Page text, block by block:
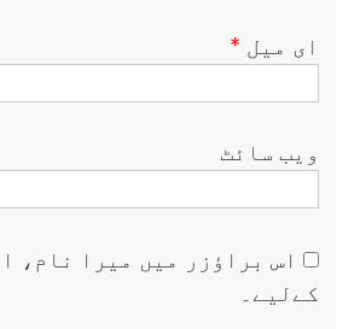
ای میل *
ویب‌ سائٹ
اس براؤزر میں میرا نام،
کےلیے۔